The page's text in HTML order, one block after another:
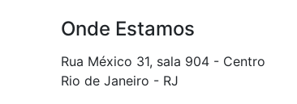
Onde Estamos
Rua México 31, sala 904 - Centro
Rio de Janeiro - RJ